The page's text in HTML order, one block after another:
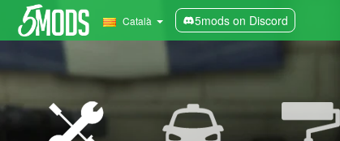
Català 5mods on Discord